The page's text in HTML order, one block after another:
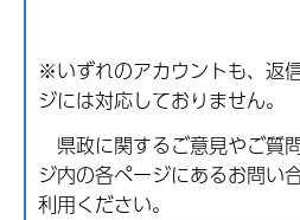
※いずれのアカウントも、返
ジには対応しておりません。
県政に関するご意見やご質
ジ内の各ページにあるお問い
利用ください。